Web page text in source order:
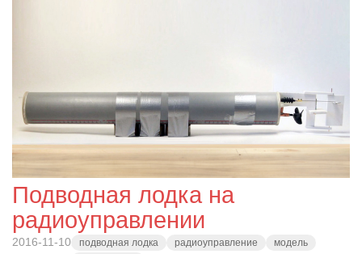
Подводная лодка на
радиоуправлении
2016-11-10 подводная лодка радиоуправление модель